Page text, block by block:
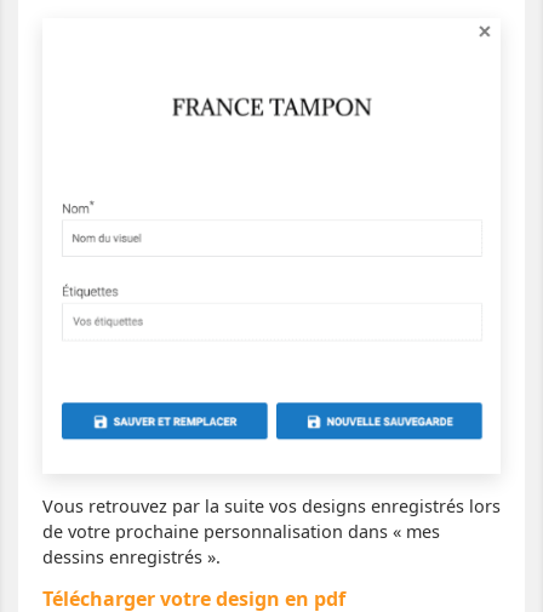
Vous retrouvez par la suite vos designs enregistrés lors
de votre prochaine personnalisation dans « mes
dessins enregistrés ».
Télécharger votre design en pdf